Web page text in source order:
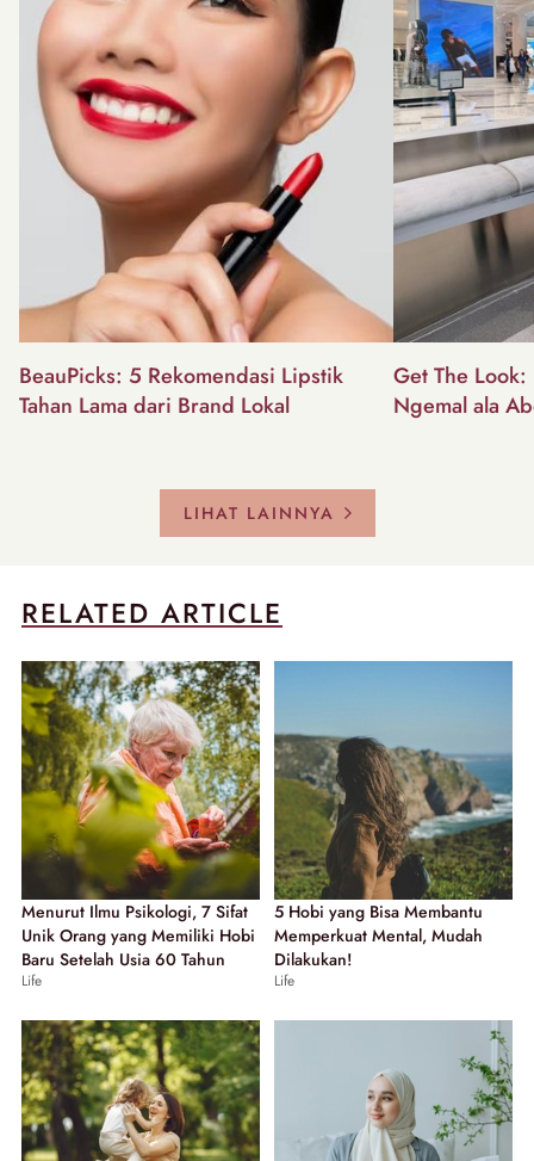
BeauPicks: 5 Rekomendasi Lipstik
Tahan Lama dari Brand Lokal
Get The
Ngemal ala
LIHAT LAINNYA
RELATED ARTICLE
Menurut Ilmu Psikologi, 7 Sifat
Unik Orang yang Memiliki Hobi
Baru Setelah Usia 60 Tahun
Life
5 Hobi yang Bisa Membantu
Memperkuat Mental, Mudah
Dilakukan!
Life